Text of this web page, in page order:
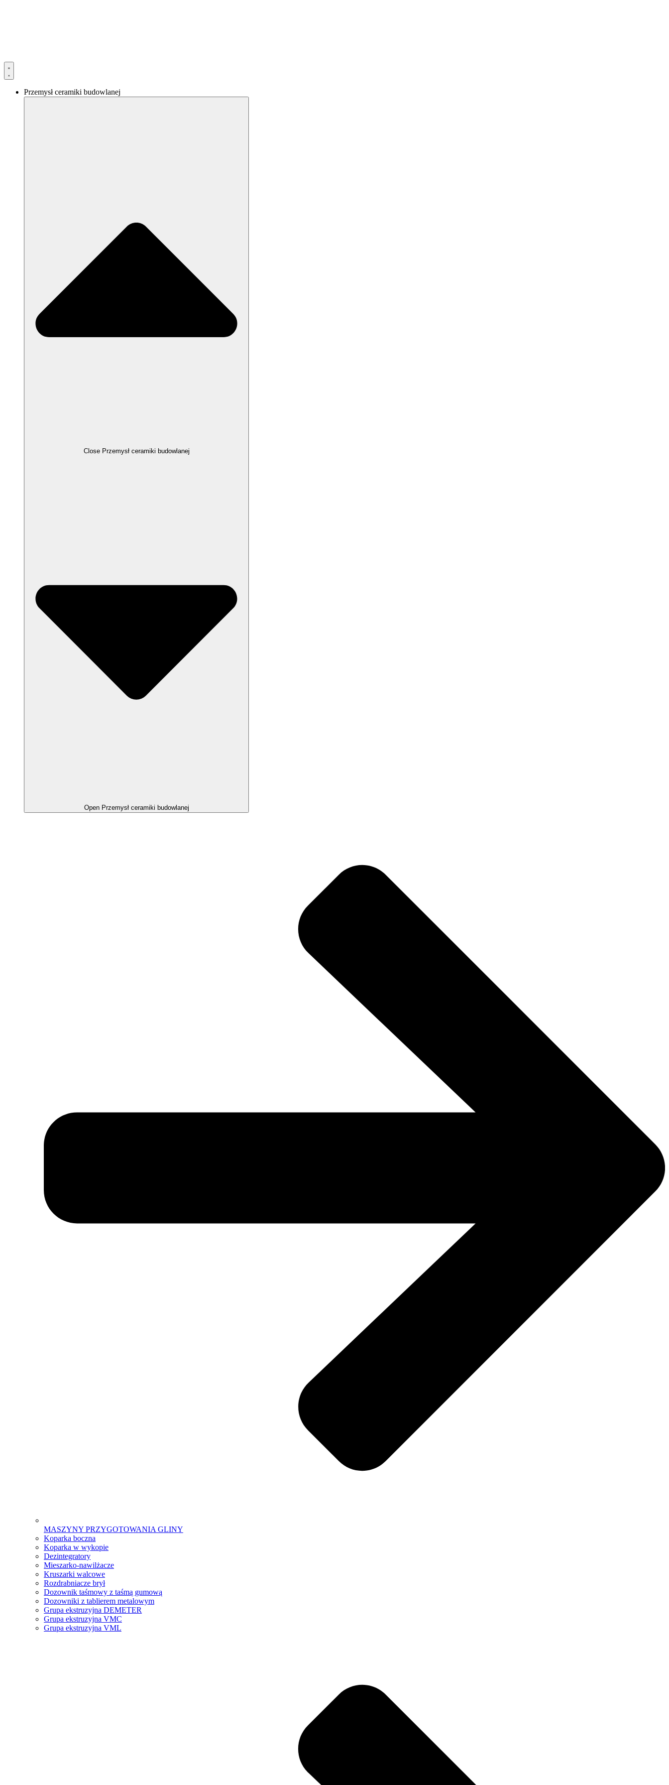
Przemysł ceramiki budowlanej
Close Przemysł ceramiki budowlanej
Open Przemysł ceramiki budowlanej
MASZYNY PRZYGOTOWANIA GLINY
Koparka boczna
Koparka w wykopie
Dezintegratory
Mieszarko-nawilżacze
Kruszarki walcowe
Rozdrabniacze brył
Dozownik taśmowy z taśmą gumową
Dozowniki z tablierem metalowym
Grupa ekstruzyjna DEMETER
Grupa ekstruzyjna VMC
Grupa ekstruzyjna VML